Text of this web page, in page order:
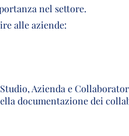
nel settore.
alle aziende:
Azienda e
documentazione dei